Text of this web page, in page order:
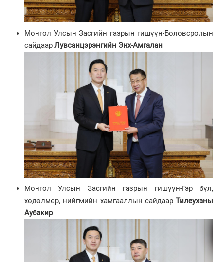
Монгол Улсын Засгийн газрын гишүүн-Боловсролын
сайдаар Лувсанцэрэнгийн Энх-Амгалан
Монгол Улсын Засгийн газрын гишүүн-Гэр бүл,
хөдөлмөр, нийгмийн хамгааллын сайдаар Тилеуханы
Аубакир